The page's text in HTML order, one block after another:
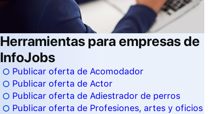
Herramientas para empresas de
InfoJobs
Publicar oferta de Acomodador
Publicar oferta de Actor
Publicar oferta de Adiestrador de perros
Publicar oferta de Profesiones, artes y oficios